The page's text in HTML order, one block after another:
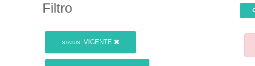
Filtro
STATUS: VIGENTE